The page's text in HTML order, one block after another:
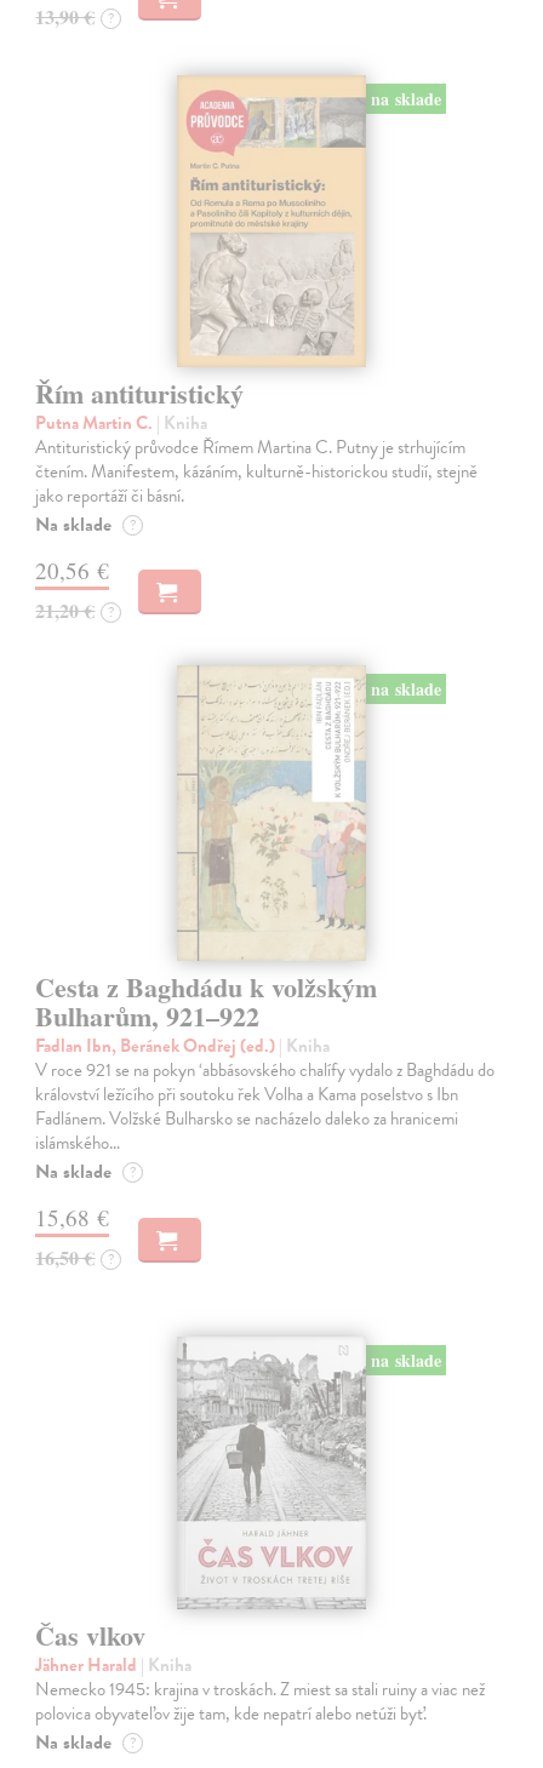
13,90 € ?
na sklade
Řím antituristický
Putna Martin C. | Kniha
Antituristický průvodce Římem Martina C. Putny je strhujícím
čtením. Manifestem, kázáním, kulturně-historickou studií, stejně
jako reportáží či básní.
Na sklade ?
20,56 €
21,20 € ?
na sklade
Cesta z Baghdádu k volžským
Bulharům, 921–922
Fadlan Ibn, Beránek Ondřej (ed.)| Kniha
V roce 921 se na pokyn ‘abbásovského chalífy vydalo z Baghdádu do
království ležícího při soutoku řek Volha a Kama poselstvo s Ibn
Fadlánem. Volžské Bulharsko se nacházelo daleko za hranicemi
islámského…
Na sklade ?
15,68 €
16,50 € ?
na sklade
Čas vlkov
Jähner Harald | Kniha
Nemecko 1945: krajina v troskách. Z miest sa stali ruiny a viac než
polovica obyvateľov žije tam, kde nepatrí alebo netúži byť.
Na sklade ?